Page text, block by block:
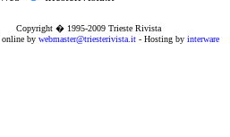
Copyright � 1995-2009 Trieste Rivista
online by webmaster@triesterivista.it- Hosting by interware